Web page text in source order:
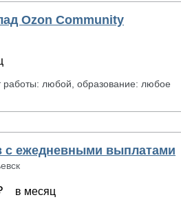
Ozon Community
любой, образование: любое
с ежедневными выплатами
в месяц